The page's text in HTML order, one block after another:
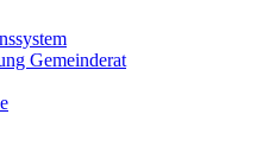
Gemeinderat